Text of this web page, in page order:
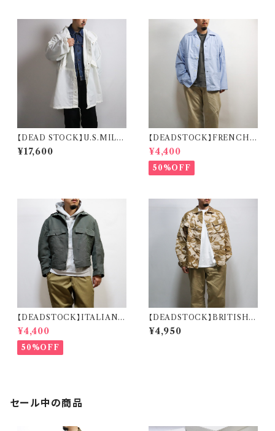
【DEAD STOCK】U.S.MILIT
ARY SNOW CAMO PARKA
米軍 スノーカモ パーカー デッド
¥17,600
【DEADSTOCK】FRENCH
MILITARY SLEEPING SHI
RT フランス軍 スリーピングシャ
ツ デッドストック
¥4,400
50%OFF
【DEADSTOCK】ITALIAN A
IR FORCE PILOT JACKET
イタリア軍 エアフォース パイロ
ットジャケット
¥4,400
50%OFF
【DEADSTOCK】BRITISH A
RMY TROPICAL COMBA
T JACKET DESERT DPM
¥4,950
セール中の商品